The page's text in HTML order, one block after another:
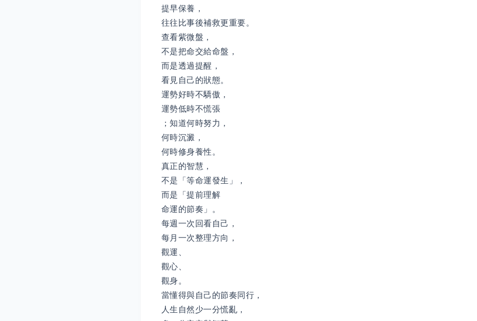
提早保養，
往往比事後補救更重要。
查看紫微盤，
不是把命交給命盤，
而是透過提醒，
看見自己的狀態。
運勢好時不驕傲，
運勢低時不慌張
；知道何時努力，
何時沉澱，
何時修身養性。
真正的智慧，
不是「等命運發生」，
而是「提前理解
命運的節奏」。
每週一次回看自己，
每月一次整理方向，
觀運、
觀心、
觀身。
當懂得與自己的節奏同行，
人生自然少一分慌亂，